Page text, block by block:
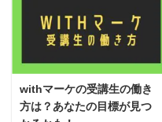
ルではもらえないような特典があ
ると嬉しいですよね！ そこでこ
の記事ではwihマーケの入会特典
やキャンペーンをご紹介！ 他の
Webマーケティングスクールのキ
ャンペーンとの比較を行っており
ますので、ぜひ参考にしてくださ
withマーケの受講生の働き
方は？あなたの目標が見つ